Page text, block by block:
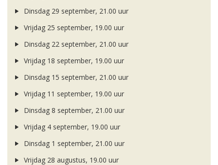
Dinsdag 29 september, 21.00 uur
Vrijdag 25 september, 19.00 uur
Dinsdag 22 september, 21.00 uur
Vrijdag 18 september, 19.00 uur
Dinsdag 15 september, 21.00 uur
Vrijdag 11 september, 19.00 uur
Dinsdag 8 september, 21.00 uur
Vrijdag 4 september, 19.00 uur
Dinsdag 1 september, 21.00 uur
Vrijdag 28 augustus, 19.00 uur